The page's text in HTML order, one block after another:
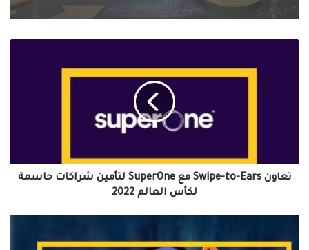
حاسمة
لكأس
تعاون Swipe-to-Ears مع SuperOne لتأمين شراكات حاسمة
لكأس العالم 2022